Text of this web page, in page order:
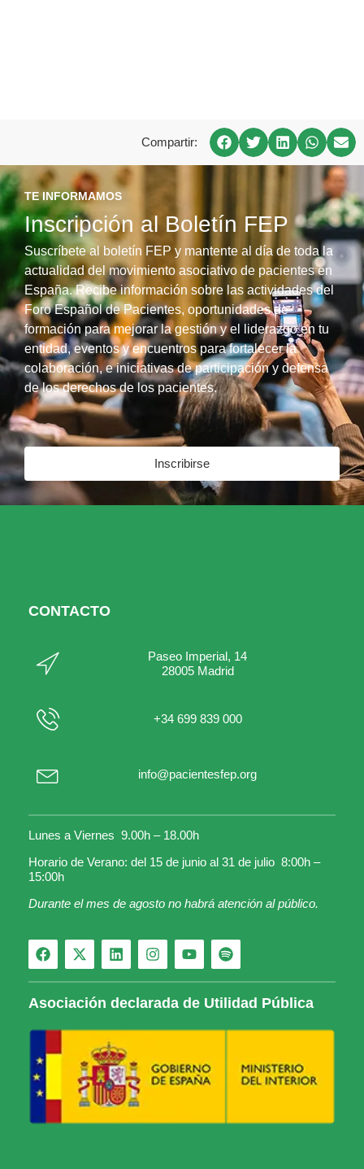
Compartir:
TE INFORMAMOS
Inscripción al Boletín FEP
Suscríbete al boletín FEP y mantente al día de toda la
actualidad del movimiento asociativo de pacientes en
España. Recibe información sobre las actividades del
Foro Español de Pacientes, oportunidades de
formación para mejorar la gestión y el liderazgo en tu
entidad, eventos y encuentros para fortalecer la
colaboración, e iniciativas de participación y defensa
de los derechos de los pacientes.
Inscribirse
CONTACTO
Paseo Imperial, 14
28005 Madrid
+34 699 839 000
info@pacientesfep.org
Lunes a Viernes 9.00h – 18.00h
Horario de Verano: del 15 de junio al 31 de julio 8:00h –
15:00h
Durante el mes de agosto no habrá atención al público.
Asociación declarada de Utilidad Pública